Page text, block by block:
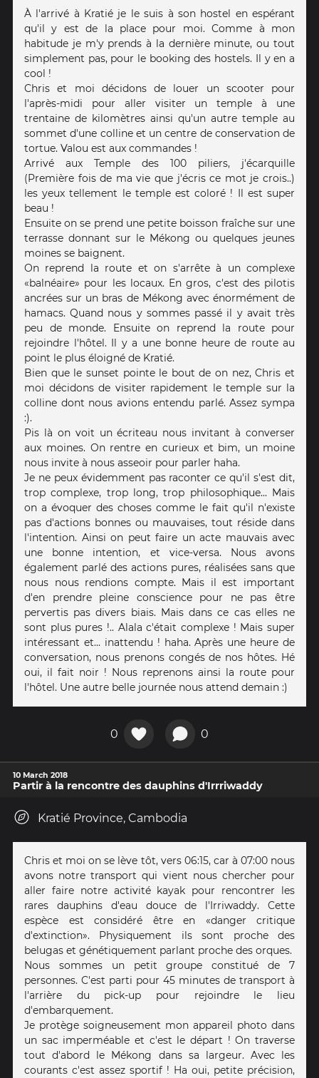
À l'arrivé à Kratié je le suis à son hostel en espérant
qu'il y est de la place pour moi. Comme à mon
habitude je m'y prends à la dernière minute, ou tout
simplement pas, pour le booking des hostels. Il y en a
cool !
Chris et moi décidons de louer un scooter pour
l'après-midi pour aller visiter un temple à une
trentaine de kilomètres ainsi qu'un autre temple au
sommet d'une colline et un centre de conservation de
tortue. Valou est aux commandes !
Arrivé aux Temple des 100 piliers, j'écarquille
(Première fois de ma vie que j'écris ce mot je crois..)
les yeux tellement le temple est coloré ! Il est super
beau !
Ensuite on se prend une petite boisson fraîche sur une
terrasse donnant sur le Mékong ou quelques jeunes
moines se baignent.
On reprend la route et on s'arrête à un complexe
«balnéaire» pour les locaux. En gros, c'est des pilotis
ancrées sur un bras de Mékong avec énormément de
hamacs. Quand nous y sommes passé il y avait très
peu de monde. Ensuite on reprend la route pour
rejoindre l'hôtel. Il y a une bonne heure de route au
point le plus éloigné de Kratié.
Bien que le sunset pointe le bout de on nez, Chris et
moi décidons de visiter rapidement le temple sur la
colline dont nous avions entendu parlé. Assez sympa
:).
Pis là on voit un écriteau nous invitant à converser
aux moines. On rentre en curieux et bim, un moine
nous invite à nous asseoir pour parler haha.
Je ne peux évidemment pas raconter ce qu'il s'est dit,
trop complexe, trop long, trop philosophique... Mais
on a évoquer des choses comme le fait qu'il n'existe
pas d'actions bonnes ou mauvaises, tout réside dans
l'intention. Ainsi on peut faire un acte mauvais avec
une bonne intention, et vice-versa. Nous avons
également parlé des actions pures, réalisées sans que
nous nous rendions compte. Mais il est important
d'en prendre pleine conscience pour ne pas être
pervertis pas divers biais. Mais dans ce cas elles ne
sont plus pures !.. Alala c'était complexe ! Mais super
intéressant et... inattendu ! haha. Après une heure de
conversation, nous prenons congés de nos hôtes. Hé
oui, il fait noir ! Nous reprenons ainsi la route pour
l'hôtel. Une autre belle journée nous attend demain :)
0 0
10 March 2018
Partir à la rencontre des dauphins d'Irrriwaddy
Kratié Province, Cambodia
Chris et moi on se lève tôt, vers 06:15, car à 07:00 nous
avons notre transport qui vient nous chercher pour
aller faire notre activité kayak pour rencontrer les
rares dauphins d'eau douce de l'Irriwaddy. Cette
espèce est considéré être en «danger critique
d'extinction». Physiquement ils sont proche des
belugas et génétiquement parlant proche des orques.
Nous sommes un petit groupe constitué de 7
personnes. C'est parti pour 45 minutes de transport à
l'arrière du pick-up pour rejoindre le lieu
d'embarquement.
Je protège soigneusement mon appareil photo dans
un sac imperméable et c'est le départ ! On traverse
tout d'abord le Mékong dans sa largeur. Avec les
courants c'est assez sportif ! Ha oui, petite précision,